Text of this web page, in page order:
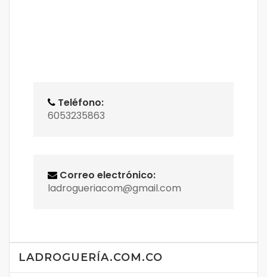
Teléfono:
6053235863
Correo electrónico:
ladrogueriacom@gmail.com
LADROGUERÍA.COM.CO